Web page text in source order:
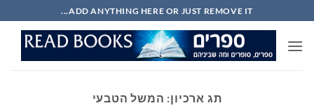
to
content
ADD ANYTHING HERE OR JUST REMOVE IT...
תג ארכיון: המשל הטבעי